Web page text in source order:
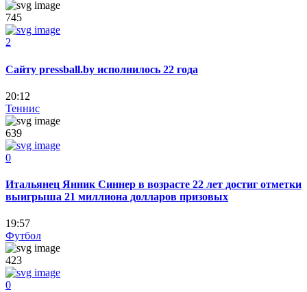
745
2
Сайту pressball.by исполнилось 22 года
20:12
Теннис
639
0
Итальянец Янник Синнер в возрасте 22 лет достиг отметки
выигрыша 21 миллиона долларов призовых
19:57
Футбол
423
0